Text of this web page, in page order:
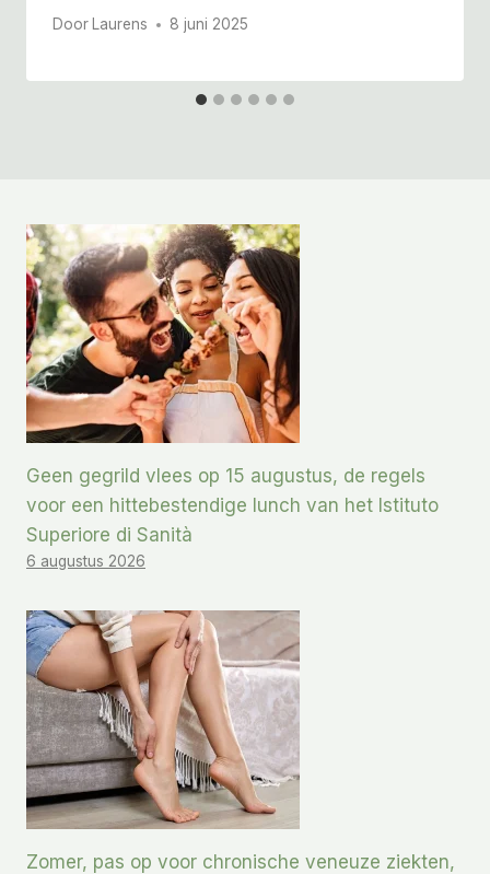
Door Laurens 8 juni 2025
Geen gegrild vlees op 15 augustus, de regels
voor een hittebestendige lunch van het Istituto
Superiore di Sanità
6 augustus 2026
Zomer, pas op voor chronische veneuze ziekten,